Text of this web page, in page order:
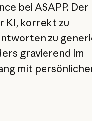
bei ASAPP. Der
KI, korrekt zu
zu
gravierend im
mit